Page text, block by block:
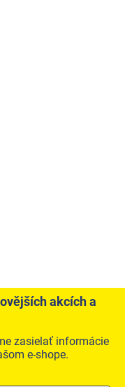
akcích a
zasielať informácie
e-shope.